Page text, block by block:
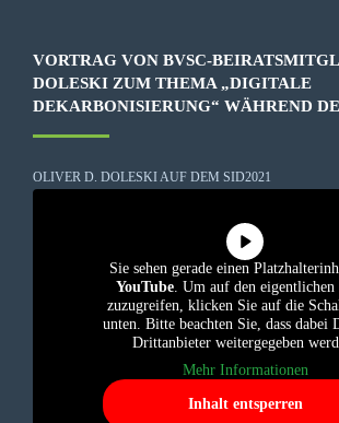
VORTRAG VON BVSC-
DOLESKI ZUM THEMA „DIGITALE
DEKARBONISIERUNG“ WÄHREND
OLIVER D. DOLESKI AUF DEM SID2021
Sie sehen gerade einen
YouTube. Um auf den eigentlichen
zuzugreifen, klicken Sie auf die
unten. Bitte beachten Sie, dass dabei
Drittanbieter weitergegeben
Mehr Informationen
Inhalt entsperren